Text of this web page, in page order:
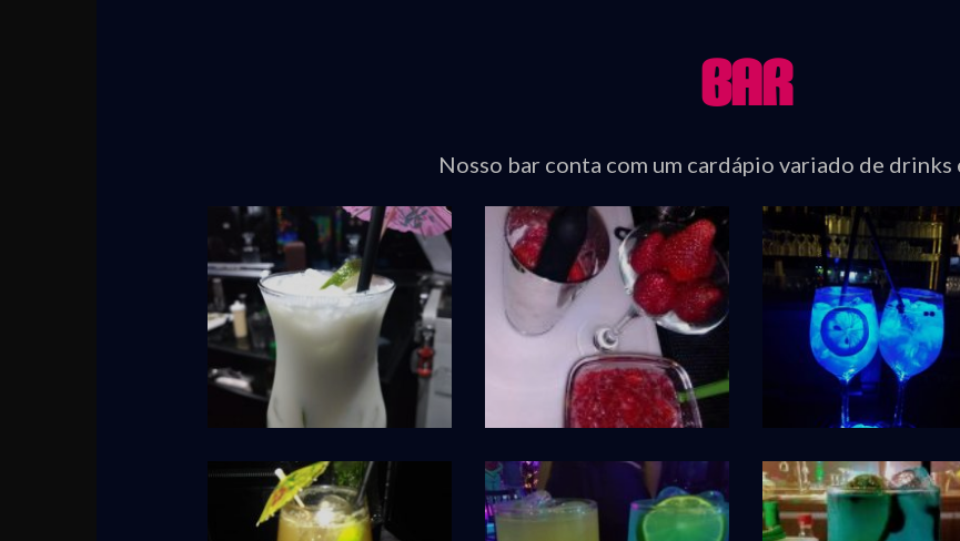
BAR
Nosso bar conta com um cardápio variado de drinks